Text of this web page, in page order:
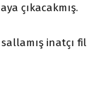
çıkacakmış.
inatçı fil